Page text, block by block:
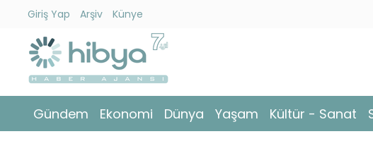
Giriş Yap Arşiv Künye
Gündem Ekonomi Dünya Yaşam Kültür - Sanat
Gündem
Ekonomi